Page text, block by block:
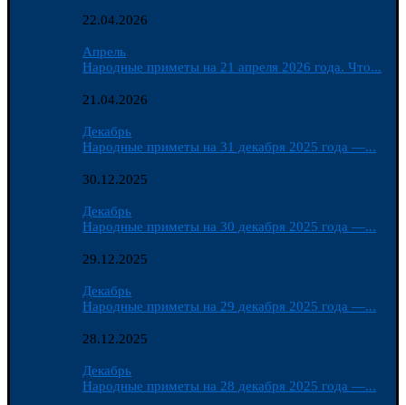
22.04.2026
Апрель
Народные приметы на 21 апреля 2026 года. Что...
21.04.2026
Декабрь
Народные приметы на 31 декабря 2025 года —...
30.12.2025
Декабрь
Народные приметы на 30 декабря 2025 года —...
29.12.2025
Декабрь
Народные приметы на 29 декабря 2025 года —...
28.12.2025
Декабрь
Народные приметы на 28 декабря 2025 года —...